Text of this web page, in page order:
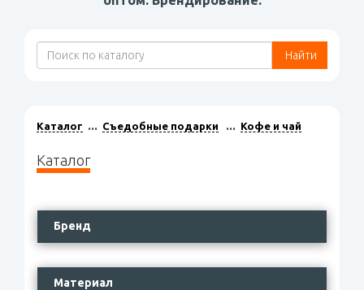
Найти
Каталог Съедобные подарки Кофе и чай
Каталог
Бренд
Материал